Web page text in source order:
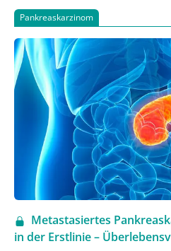
Pankreaskarzinom
Metastasiertes
in der Erstlinie –